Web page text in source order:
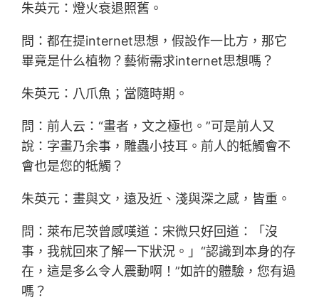
朱英元：燈火衰退照舊。
問：都在提internet思想，假設作一比方，那它
畢竟是什么植物？藝術需求internet思想嗎？
朱英元：八爪魚；當隨時期。
問：前人云：“畫者，文之極也。”可是前人又
說：字畫乃余事，雕蟲小技耳。前人的牴觸會不
會也是您的牴觸？
朱英元：畫與文，遠及近、淺與深之感，皆重。
問：萊布尼茨曾感嘆道：宋微只好回道：「沒
事，我就回來了解一下狀況。」“認識到本身的存
在，這是多么令人震動啊！”如許的體驗，您有過
嗎？